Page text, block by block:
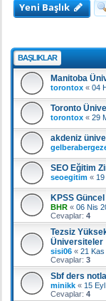
Yeni Başlık
BAŞLIKLAR
Manitoba
torontox « 04
Toronto
torontox « 29
akdeniz
SEO Eğitim
seoegitim «
KPSS
BHR « 06 Nis
Cevaplar: 4
Tezsiz
Üniversiteler
sisi06 « 21 Kas
Cevaplar: 3
Sbf ders
minikk « 15
Cevaplar: 4